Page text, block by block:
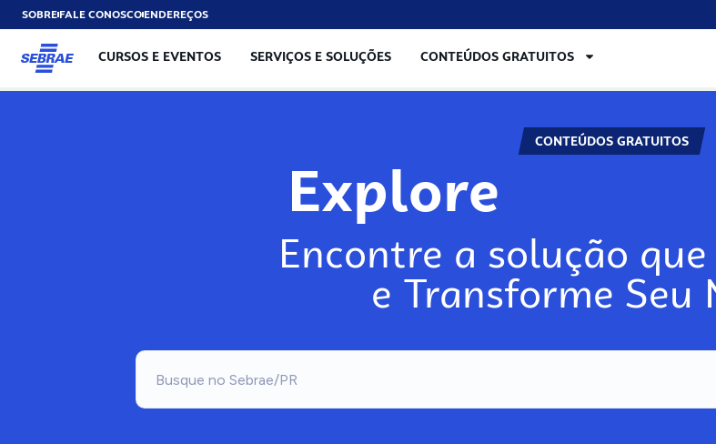
SOBREFALE CONOSCOENDEREÇOS
CURSOS E EVENTOS SERVIÇOS E SOLUÇÕES CONTEÚDOS GRATUITOS
CONTEÚDOS GRATUITOS
Explore
Encontre a solução
e Transforme Seu